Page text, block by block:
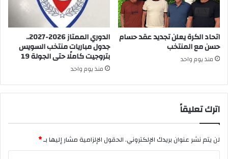
اتحاد الكرة يعلن تجديد عقد حسام
حسن مع المنتخب
منذ يوم واحد
الدوري الممتاز 2026-2027..
جدول مباريات منتخب السويس
بتروجيت كاملًا حتى الجولة 19
منذ يوم واحد
اترك تعليقاً
لن يتم نشر عنوان بريدك الإلكتروني.الحقول الإلزامية مشار إليها بـ*